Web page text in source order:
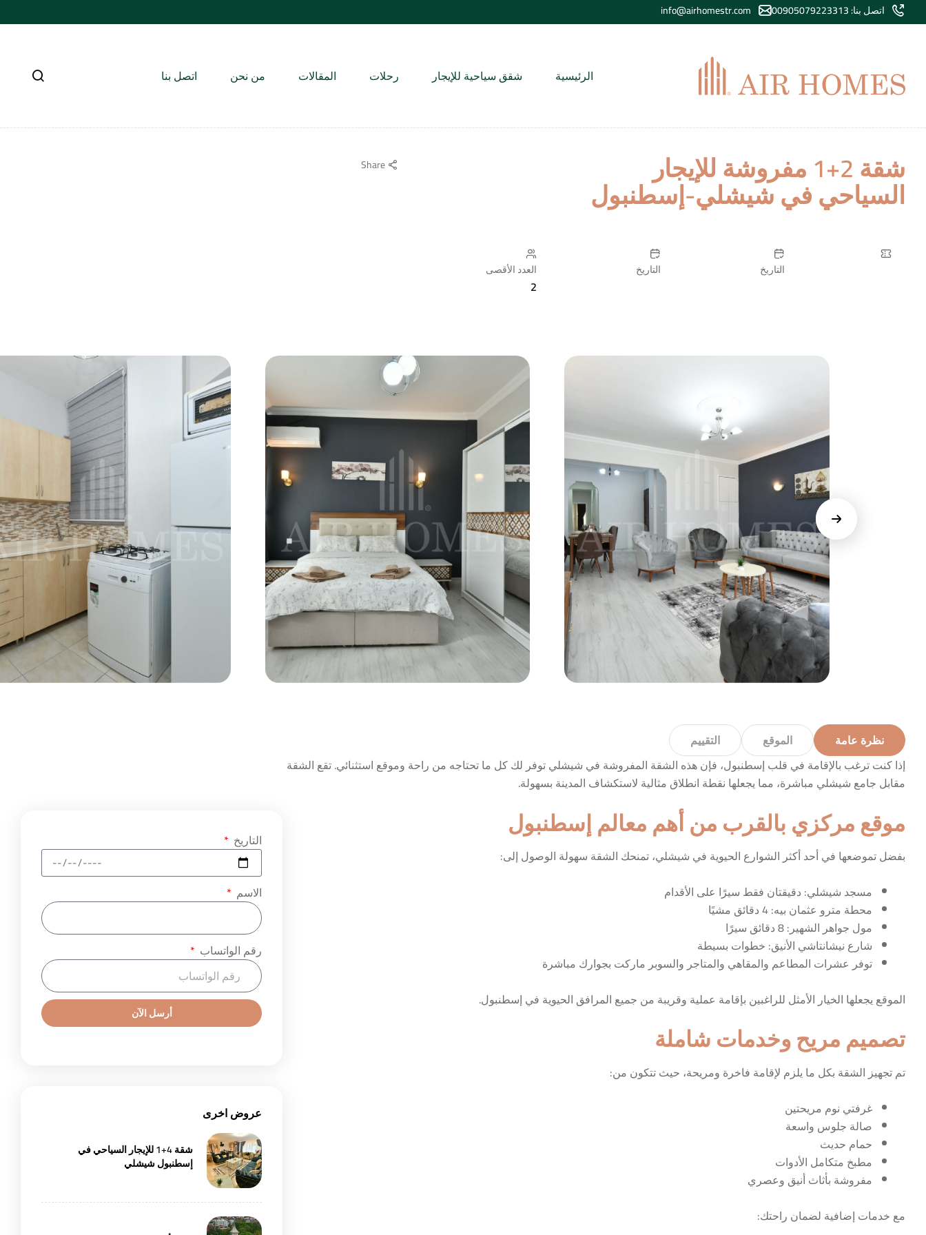
اتصل بنا: 00905079223313 info@airhomestr.com
الرئيسية شقق سياحية للإيجار رحلات المقالات من نحن اتصل بنا
شقة 2+1 مفروشة للإيجار
السياحي في شيشلي-إسطنبول
Share
التاريخ التاريخ العدد الأقصى
2
نظرة عامة الموقع
التقييم
إذا كنت ترغب بالإقامة في قلب إسطنبول، فإن هذه الشقة المفروشة في شيشلي توفر لك كل ما تحتاجه من راحة وموقع استثنائي. تقع الشقة
مقابل جامع شيشلي مباشرة، مما يجعلها نقطة انطلاق مثالية لاستكشاف المدينة بسهولة.
موقع مركزي بالقرب من أهم معالم إسطنبول
بفضل تموضعها في أحد أكثر الشوارع الحيوية في شيشلي، تمنحك الشقة سهولة الوصول إلى:
مسجد شيشلي: دقيقتان فقط سيرًا على الأقدام
محطة مترو عثمان بيه: 4 دقائق مشيًا
مول جواهر الشهير: 8 دقائق سيرًا
شارع نيشانتاشي الأنيق: خطوات بسيطة
توفر عشرات المطاعم والمقاهي والمتاجر والسوبر ماركت بجوارك مباشرة
الموقع يجعلها الخيار الأمثل للراغبين بإقامة عملية وقريبة من جميع المرافق الحيوية في إسطنبول.
تصميم مريح وخدمات شاملة
تم تجهيز الشقة بكل ما يلزم لإقامة فاخرة ومريحة، حيث تتكون من:
غرفتي نوم مريحتين
صالة جلوس واسعة
حمام حديث
مطبخ متكامل الأدوات
مفروشة بأثاث أنيق وعصري
مع خدمات إضافية لضمان راحتك:
التاريخ
الاسم
رقم الواتساب
أرسل الآن
عروض اخرى
شقة 4+1 للإيجار السياحي في
إسطنبول شيشلي